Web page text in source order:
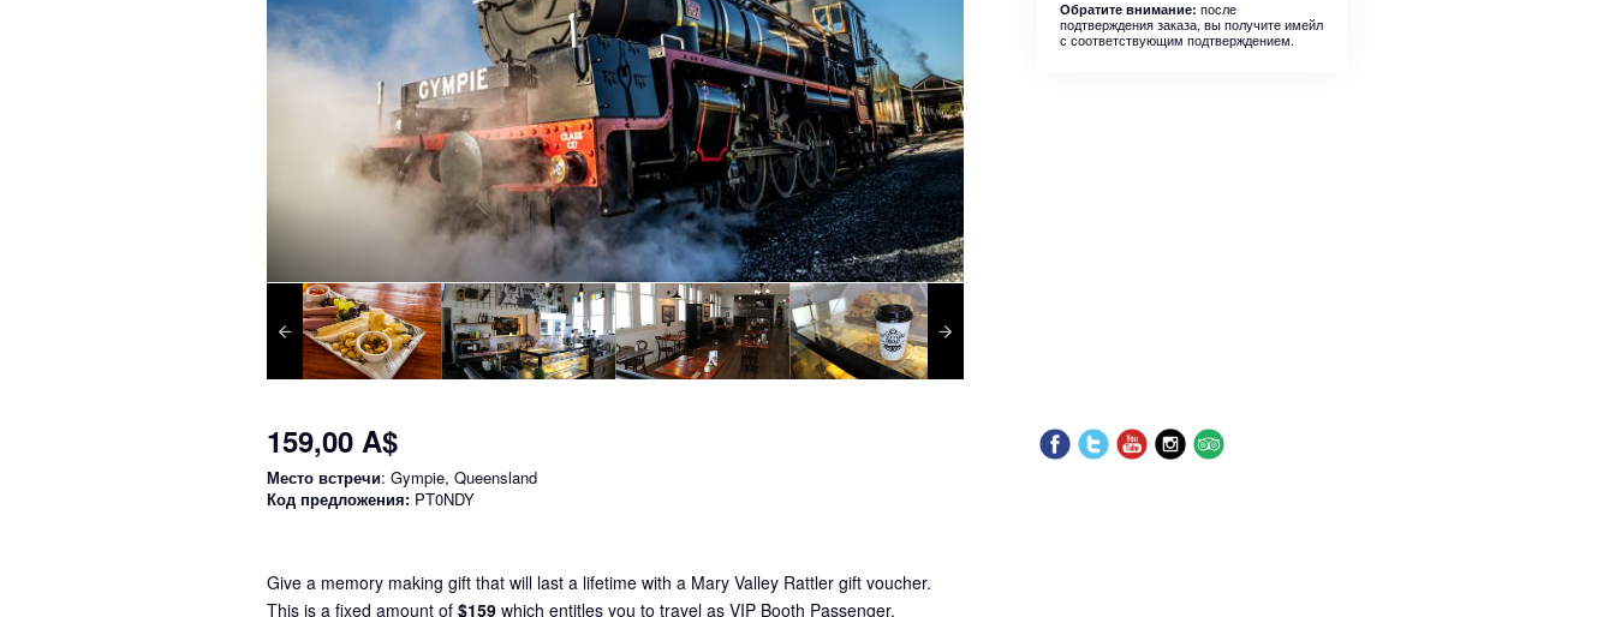
159,00 A$
Место встречи: Gympie, Queensland
Код предложения: PT0NDY
Give a memory making gift that will last a lifetime with a Mary Valley Rattler gift voucher.
This is a fixed amount of $159 which entitles you to travel as VIP Booth Passenger.
Обратите внимание: после
подтверждения заказа, вы получите имейл
с соответствующим подтверждением.